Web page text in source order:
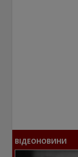
ВІДЕОНОВИНИ